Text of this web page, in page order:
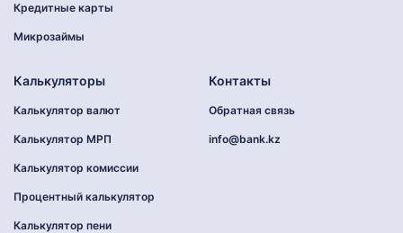
Кредитные карты
Микрозаймы
Калькуляторы
Калькулятор валют
Калькулятор МРП
Калькулятор комиссии
Процентный калькулятор
Калькулятор пени
Контакты
Обратная связь
info@bank.kz